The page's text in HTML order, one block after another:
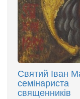
Святий Іван
священників